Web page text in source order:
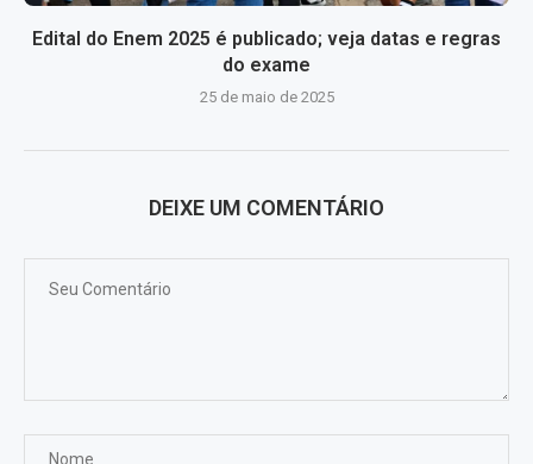
Edital do Enem 2025 é publicado; veja datas e regras
do exame
25 de maio de 2025
DEIXE UM COMENTÁRIO